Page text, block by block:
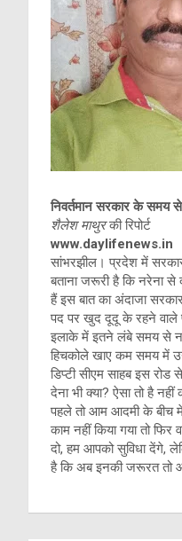
निवर्तमान सरकार के समय
शैलेश माथुरकी रिपोर्ट
www.daylifenews.in
सांभरझील। प्रदेश में
बताना जरूरी है कि नरेना
हैं इस बात का अंदाजा
पद पर खुद दूदू के रहने वाले
इलाके में इतने लंबे समय से
हिचकोले खाए कम समय में
डिप्टी सीएम साहब इस
देना भी क्या? ऐसा तो है
पहले तो आम आदमी के बीच
काम नहीं किया गया तो
दो, हम आपको सुविधा देंगे,
है कि अब इनकी जरूरत तो